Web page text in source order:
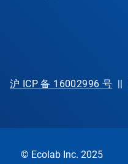
沪 ICP 备 16002996 号 ||
© Ecolab Inc. 2025